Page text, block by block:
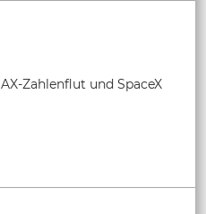
Zahlenflut und SpaceX